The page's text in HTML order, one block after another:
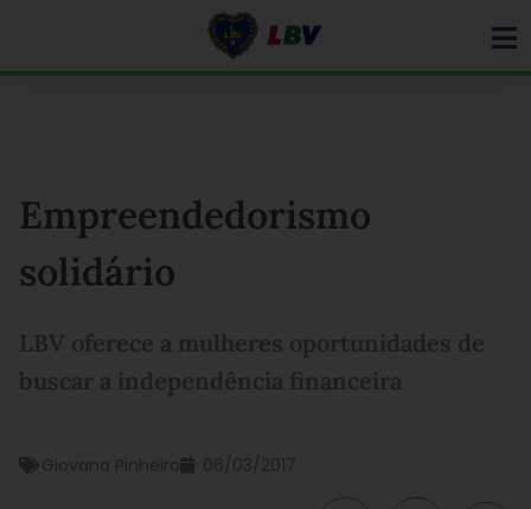
Empreendedorismo
solidário
LBV oferece a mulheres oportunidades de
buscar a independência financeira
Giovana Pinheiro 06/03/2017